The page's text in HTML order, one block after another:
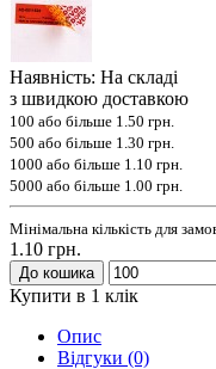
Наявність: На складі
з швидкою доставкою
100 або більше 1.50 грн.
500 або більше 1.30 грн.
1000 або більше 1.10 грн.
5000 або більше 1.00 грн.
Мінімальна кількість для
1.10 грн.
До кошика
Купити в 1 клік
Опис
Відгуки (0)